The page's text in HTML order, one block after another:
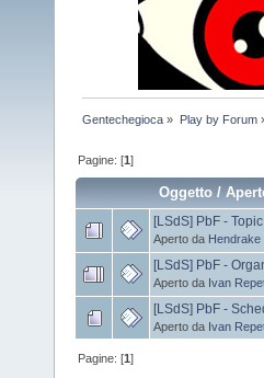
Gentechegioca » Play by Forum
Pagine: [1]
Oggetto /
[LSdS] PbF -
Aperto da Hendrake
[LSdS] PbF -
Aperto da Ivan
[LSdS] PbF -
Aperto da Ivan
Pagine: [1]